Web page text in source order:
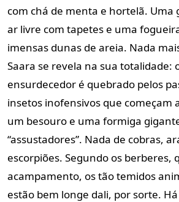
com chá de menta e hortelã. Uma
ar livre com tapetes e uma
imensas dunas de areia. Nada
Saara se revela na sua totalidade:
ensurdecedor é quebrado pelos
insetos inofensivos que começam
um besouro e uma formiga
“assustadores”. Nada de cobras,
escorpiões. Segundo os berberes,
acampamento, os tão temidos
estão bem longe dali, por sorte.